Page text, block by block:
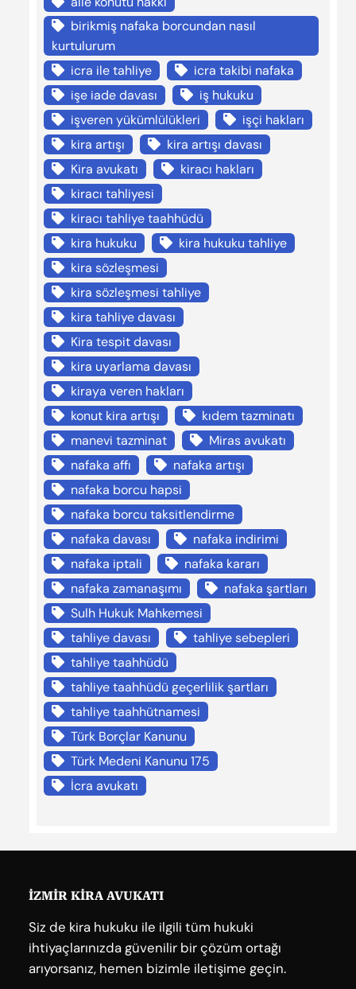
birikmiş nafaka borcundan nasıl
kurtulurum
icra ile tahliye
icra takibi nafaka
işe iade davası
iş hukuku
işveren yükümlülükleri
işçi hakları
kira artışı
kira artışı davası
Kira avukatı
kiracı hakları
kiracı tahliyesi
kiracı tahliye taahhüdü
kira hukuku
kira hukuku tahliye
kira sözleşmesi
kira sözleşmesi tahliye
kira tahliye davası
Kira tespit davası
kira uyarlama davası
kiraya veren hakları
konut kira artışı
kıdem tazminatı
manevi tazminat
Miras avukatı
nafaka affı
nafaka artışı
nafaka borcu hapsi
nafaka borcu taksitlendirme
nafaka davası
nafaka indirimi
nafaka iptali
nafaka kararı
nafaka zamanaşımı
nafaka şartları
Sulh Hukuk Mahkemesi
tahliye davası
tahliye sebepleri
tahliye taahhüdü
tahliye taahhüdü geçerlilik şartları
tahliye taahhütnamesi
Türk Borçlar Kanunu
Türk Medeni Kanunu 175
İcra avukatı
İZMİR KİRA AVUKATI
Siz de kira hukuku ile ilgili tüm hukuki
ihtiyaçlarınızda güvenilir bir çözüm ortağı
arıyorsanız, hemen bizimle iletişime geçin.